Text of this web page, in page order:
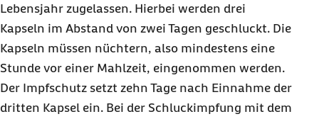
Lebensjahr zugelassen. Hierbei werden drei
Kapseln im Abstand von zwei Tagen geschluckt. Die
Kapseln müssen nüchtern, also mindestens eine
Stunde vor einer Mahlzeit, eingenommen werden.
Der Impfschutz setzt zehn Tage nach Einnahme der
dritten Kapsel ein. Bei der Schluckimpfung mit dem